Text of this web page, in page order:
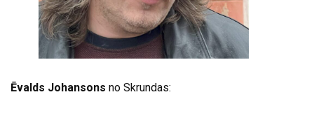
Ēvalds Johansons no Skrundas: